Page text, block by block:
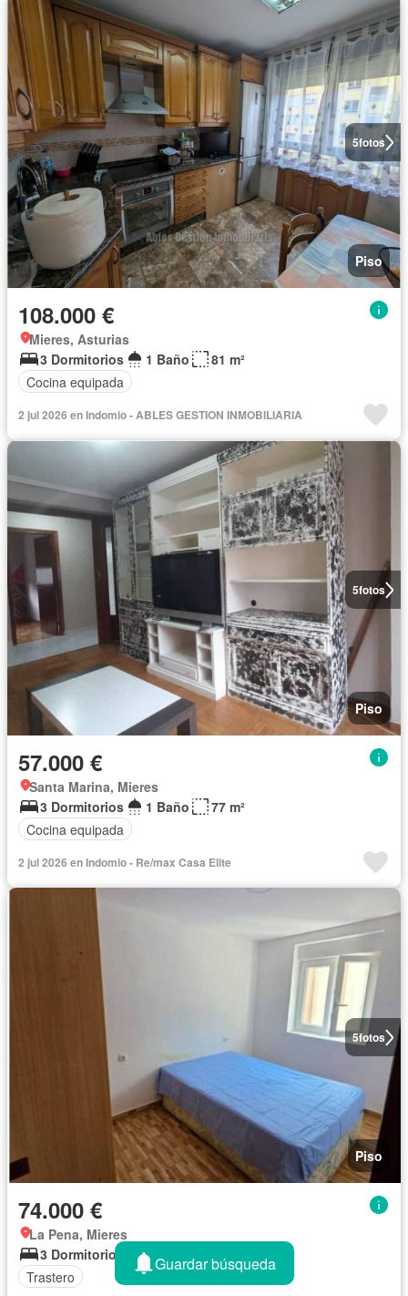
5fotos
Piso
108.000 €
Mieres, Asturias
3 Dormitorios
1 Baño
81 m²
Cocina equipada
2 jul 2026 en Indomio - ABLES GESTION INMOBILIARIA
5fotos
Piso
57.000 €
Santa Marina, Mieres
3 Dormitorios
1 Baño
77 m²
Cocina equipada
2 jul 2026 en Indomio - Re/max Casa Elite
5fotos
Piso
74.000 €
La Pena, Mieres
3 Dormitorios
1 Baño
52 m²
Trastero
Guardar búsqueda